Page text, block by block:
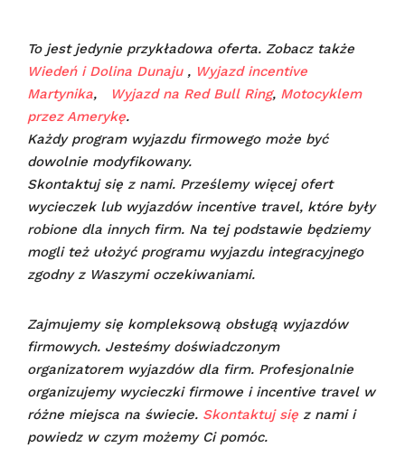
To jest jedynie przykładowa oferta. Zobacz także
Wiedeń i Dolina Dunaju, Wyjazd incentive
Martynika, Wyjazd na Red Bull Ring, Motocyklem
przez Amerykę.
Każdy program wyjazdu firmowego może być
dowolnie modyfikowany.
Skontaktuj się z nami. Prześlemy więcej ofert
wycieczek lub wyjazdów incentive travel, które były
robione dla innych firm. Na tej podstawie będziemy
mogli też ułożyć programu wyjazdu integracyjnego
zgodny z Waszymi oczekiwaniami.
Zajmujemy się kompleksową obsługą wyjazdów
firmowych. Jesteśmy doświadczonym
organizatorem wyjazdów dla firm. Profesjonalnie
organizujemy wycieczki firmowe i incentive travel w
różne miejsca na świecie. Skontaktuj się z nami i
powiedz w czym możemy Ci pomóc.